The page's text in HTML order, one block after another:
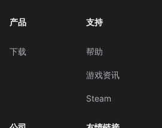
产品
下载
支持
帮助
游戏资讯
Steam